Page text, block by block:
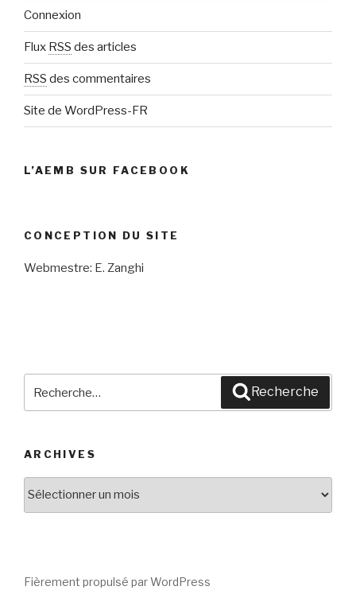
Connexion
Flux RSS des articles
RSS des commentaires
Site de WordPress-FR
L’AEMB SUR FACEBOOK
CONCEPTION DU SITE
Webmestre: E. Zanghi
Recherche
ARCHIVES
Archives
Fièrement propulsé par WordPress